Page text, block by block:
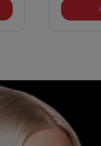
Bond and